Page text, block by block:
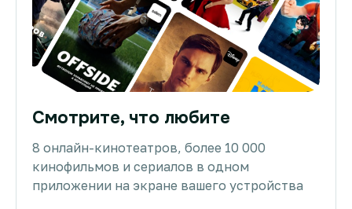
Смотрите, что любите
8 онлайн-кинотеатров, более 10 000
кинофильмов и сериалов в одном
приложении на экране вашего устройства